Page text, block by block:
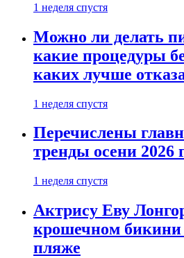
1 неделя спустя
Можно ли делать
какие процедуры
каких лучше
1 неделя спустя
Перечислены
тренды осени 2026
1 неделя спустя
Актрису Еву
крошечном бикини
пляже